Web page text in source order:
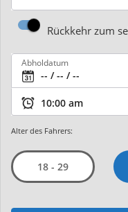
Rückkehr zum
Abholdatum
Alter des Fahrers:
18 - 29